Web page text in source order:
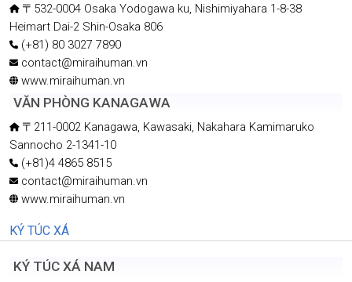
〒532-0004 Osaka Yodogawa ku, Nishimiyahara 1-8-38
Heimart Dai-2 Shin-Osaka 806
(+81) 80 3027 7890
contact@miraihuman.vn
www.miraihuman.vn
VĂN PHÒNG KANAGAWA
〒211-0002 Kanagawa, Kawasaki, Nakahara Kamimaruko
Sannocho 2-1341-10
(+81)4 4865 8515
contact@miraihuman.vn
www.miraihuman.vn
KÝ TÚC XÁ
KÝ TÚC XÁ NAM